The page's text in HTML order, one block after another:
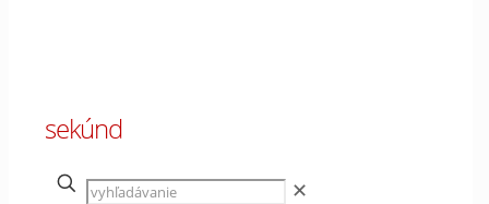
sekúnd
✕